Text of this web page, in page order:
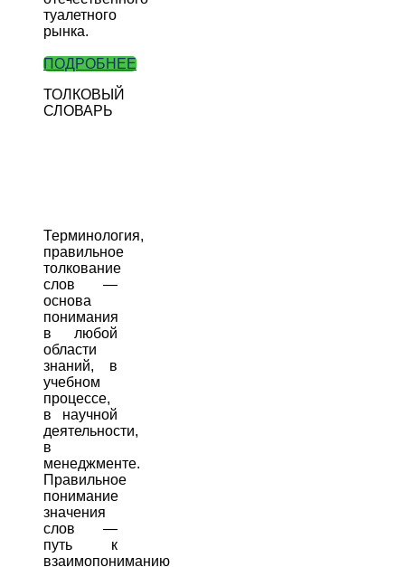
туалетного
рынка.
ПОДРОБНЕЕ
ТОЛКОВЫЙ
СЛОВАРЬ
Терминология,
правильное
толкование
слов —
основа
понимания
в любой
области
знаний, в
учебном
процессе,
в научной
деятельности,
в
менеджменте.
Правильное
понимание
значения
слов —
путь к
взаимопониманию